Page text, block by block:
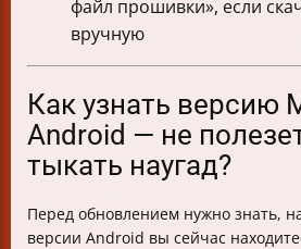
файл прошивки», если
вручную
Как узнать версию
Android — не
тыкать наугад?
Перед обновлением нужно знать,
версии Android вы сейчас